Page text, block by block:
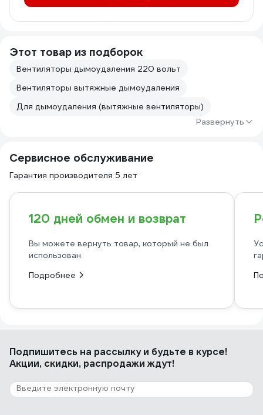
Этот товар из подборок
Вентиляторы дымоудаления 220 вольт
Вентиляторы вытяжные дымоудаления
Для дымоудаления (вытяжные вентиляторы)
Развернуть
Сервисное обслуживание
Гарантия производителя 5 лет
120 дней обмен и возврат
Вы можете вернуть товар, который не был
использован
Подробнее
Подпишитесь на рассылкуи будьте в курсе!
Акции, скидки, распродажи ждут!